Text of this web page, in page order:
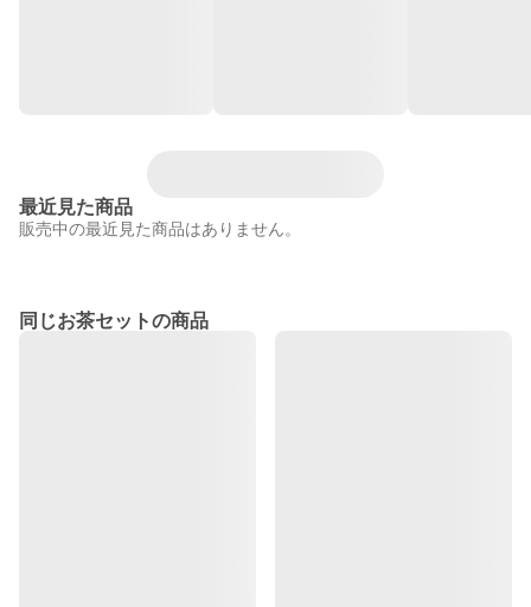
最近見た商品
販売中の最近見た商品はありません。
同じお茶セットの商品